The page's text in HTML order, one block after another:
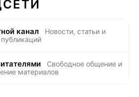
канал
Новости, статьи и
Свободное общение и
материалов